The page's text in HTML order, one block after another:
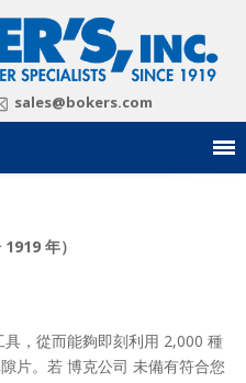
sales@bokers.com
年）
，從而能夠即刻利用 2,000 種
片。若 博克公司 未備有符合您